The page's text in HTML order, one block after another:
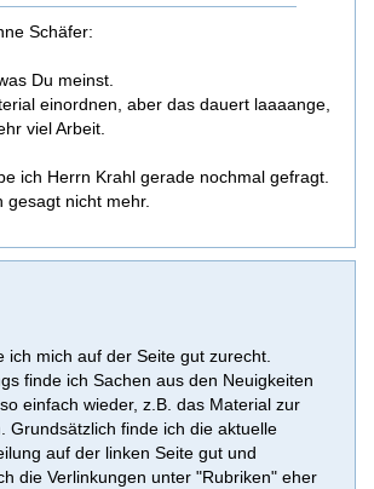
Schäfer:
Du meinst.
einordnen, aber das dauert laaaange,
viel Arbeit.
ich Herrn Krahl gerade nochmal gefragt.
gesagt nicht mehr.
ich mich auf der Seite gut zurecht.
finde ich Sachen aus den Neuigkeiten
einfach wieder, z.B. das Material zur
Grundsätzlich finde ich die aktuelle
auf der linken Seite gut und
die Verlinkungen unter "Rubriken" eher